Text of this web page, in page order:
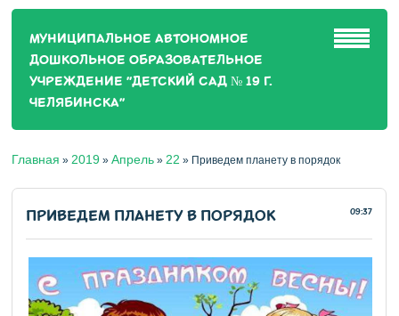
МУНИЦИПАЛЬНОЕ АВТОНОМНОЕ
ДОШКОЛЬНОЕ ОБРАЗОВАТЕЛЬНОЕ
УЧРЕЖДЕНИЕ "ДЕТСКИЙ САД № 19 Г.
ЧЕЛЯБИНСКА"
Главная »2019 »Апрель »22 » Приведем планету в порядок
09:37
ПРИВЕДЕМ ПЛАНЕТУ В ПОРЯДОК